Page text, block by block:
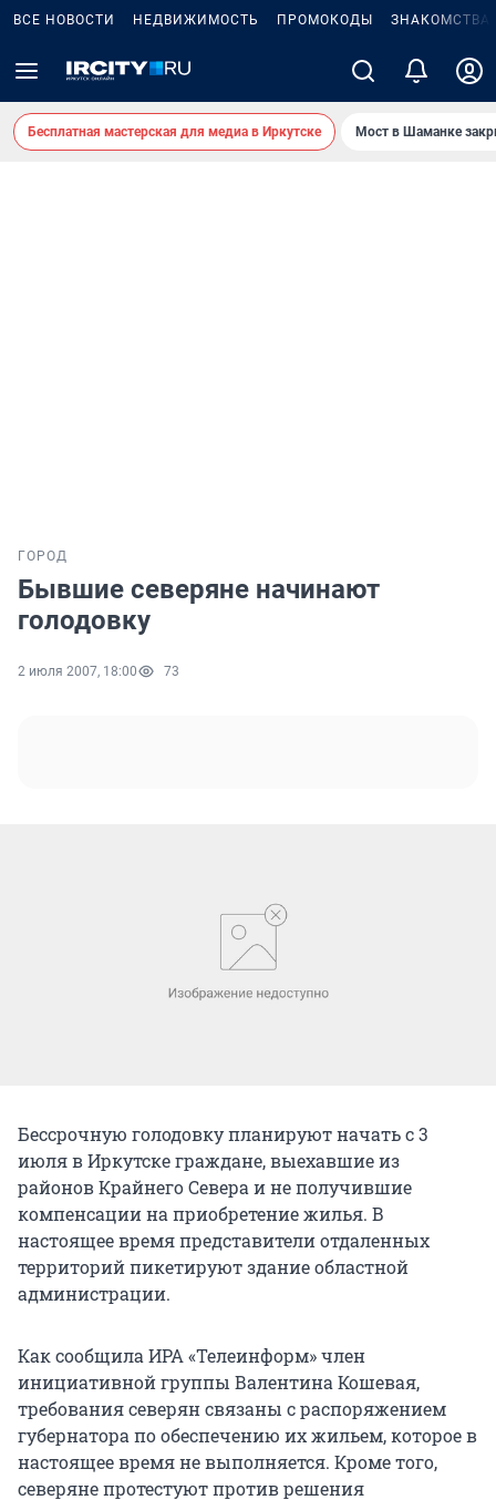
ВСЕ НОВОСТИ НЕДВИЖИМОСТЬ ПРОМОКОДЫ ЗНАКОМСТВА
Бесплатная мастерская для медиа в Иркутске Мост в Шаманке
ГОРОД
Бывшие северяне начинают
голодовку
2 июля 2007, 18:00 73
Бессрочную голодовку планируют начать с 3
июля в Иркутске граждане, выехавшие из
районов Крайнего Севера и не получившие
компенсации на приобретение жилья. В
настоящее время представители отдаленных
территорий пикетируют здание областной
администрации.
Как сообщила ИРА «Телеинформ» член
инициативной группы Валентина Кошевая,
требования северян связаны с распоряжением
губернатора по обеспечению их жильем, которое в
настоящее время не выполняется. Кроме того,
северяне протестуют против решения